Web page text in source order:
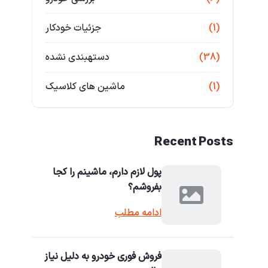
جزئیات خودکار (1)
دستهبندی نشده (38)
ماشین های کلاسیک (1)
Recent Posts
پول لازم دارم، ماشینم را کجا
بفروشم؟
ادامه مطلب
فروش فوری خودرو به دلیل نیاز